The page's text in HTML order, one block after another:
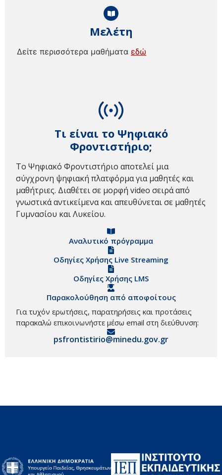
Τι είναι το Ψηφιακό
Φροντιστήριο;
Το Ψηφιακό Φροντιστήριο αποτελεί μια
σύγχρονη ψηφιακή πλατφόρμα για μαθητές και
μαθήτριες. Διαθέτει σε μορφή video σειρά από
γνωστικά αντικείμενα και απευθύνεται σε μαθητές
Γυμνασίου και Λυκείου.
Αναλυτικό πρόγραμμα
Οδηγίες Χρήσης Live Streaming
Οδηγίες Χρήσης LMS
Παρακολούθηση από αποφοίτους
Για τυχόν ερωτήσεις, παρατηρήσεις και προτάσεις
παρακαλώ επικοινωνήστε μέσω email στη διεύθυνση:
psfrontistirio@minedu.gov.gr
Μελέτη
Δείτε περισσότερα μαθήματα εδώ